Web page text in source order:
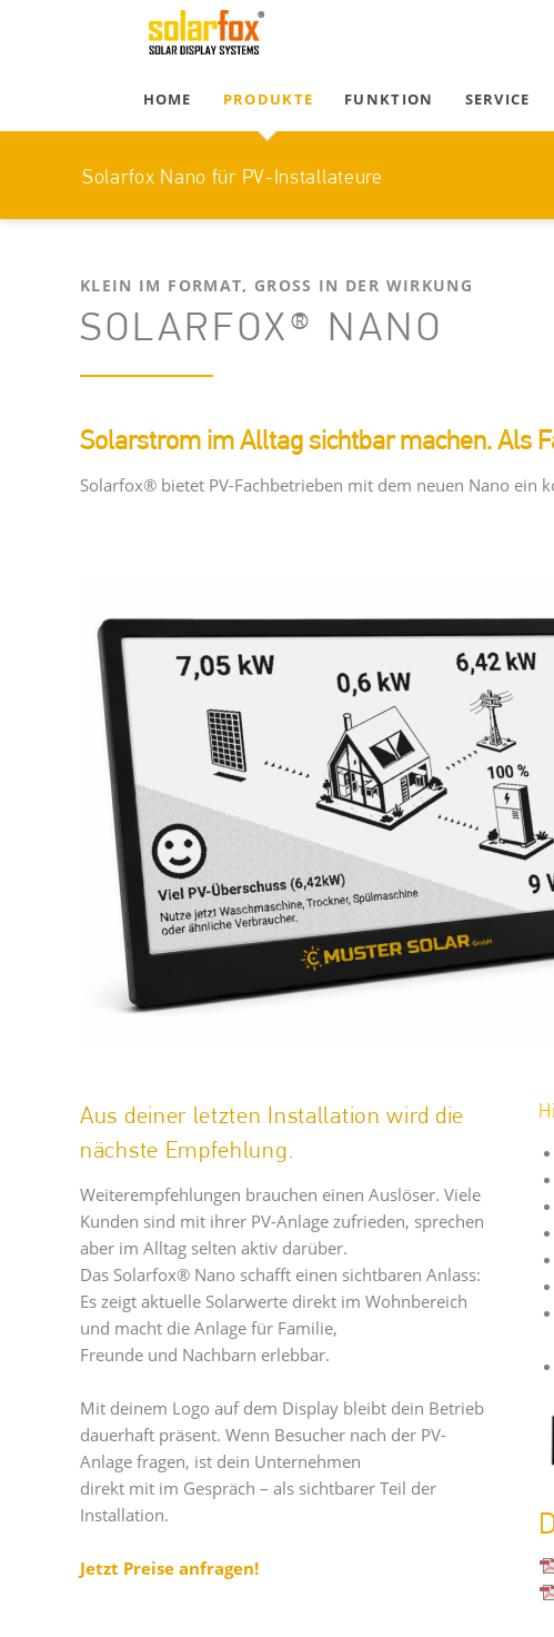
HOME PRODUKTE FUNKTION SERVICE
Solarfox Nano für PV-Installateure
KLEIN IM FORMAT, GROSS IN DER WIRKUNG
SOLARFOX® NANO
Solarstrom im Alltag sichtbar machen. Als
Solarfox® bietet PV-Fachbetrieben mit dem neuen Nano ein
Aus deiner letzten Installation wird die
nächste Empfehlung.
Weiterempfehlungen brauchen einen Auslöser. Viele
Kunden sind mit ihrer PV-Anlage zufrieden, sprechen
aber im Alltag selten aktiv darüber.
Das Solarfox® Nano schafft einen sichtbaren Anlass:
Es zeigt aktuelle Solarwerte direkt im Wohnbereich
und macht die Anlage für Familie,
Freunde und Nachbarn erlebbar.
Mit deinem Logo auf dem Display bleibt dein Betrieb
dauerhaft präsent. Wenn Besucher nach der PV-
Anlage fragen, ist dein Unternehmen
direkt mit im Gespräch – als sichtbarer Teil der
Installation.
Jetzt Preise anfragen!